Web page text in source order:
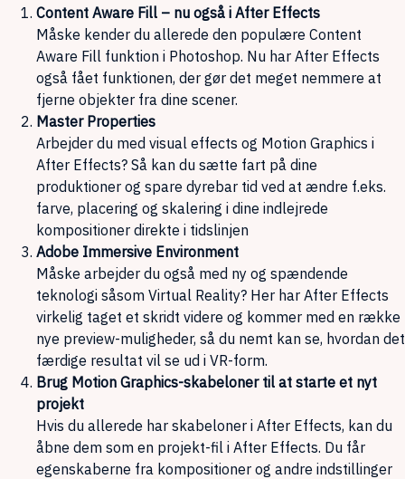
Content Aware Fill – nu også i After Effects
Måske kender du allerede den populære Content
Aware Fill funktion i Photoshop. Nu har After Effects
også fået funktionen, der gør det meget nemmere at
fjerne objekter fra dine scener.
Master Properties
Arbejder du med visual effects og Motion Graphics i
After Effects? Så kan du sætte fart på dine
produktioner og spare dyrebar tid ved at ændre f.eks.
farve, placering og skalering i dine indlejrede
kompositioner direkte i tidslinjen
Adobe Immersive Environment
Måske arbejder du også med ny og spændende
teknologi såsom Virtual Reality? Her har After Effects
virkelig taget et skridt videre og kommer med en række
nye preview-muligheder, så du nemt kan se, hvordan det
færdige resultat vil se ud i VR-form.
Brug Motion Graphics-skabeloner til at starte et nyt
projekt
Hvis du allerede har skabeloner i After Effects, kan du
åbne dem som en projekt-fil i After Effects. Du får
egenskaberne fra kompositioner og andre indstillinger